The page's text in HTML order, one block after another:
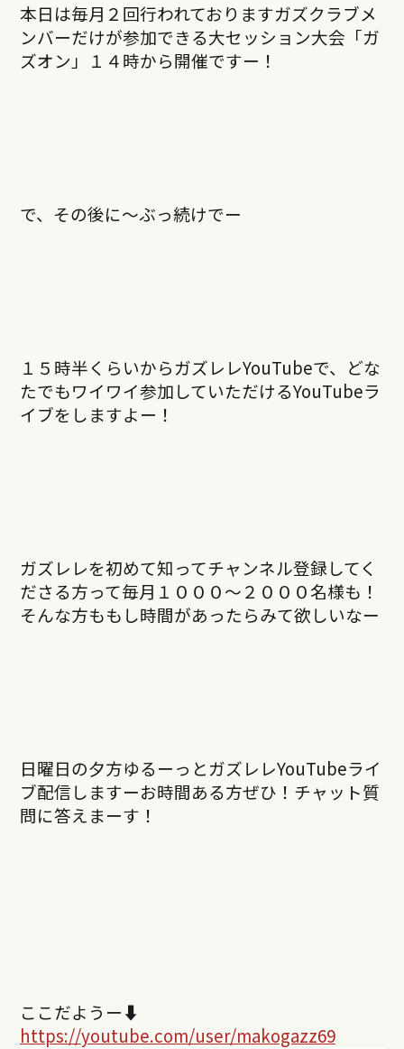
本日は毎月２回行われておりますガズクラブメ
ンバーだけが参加できる大セッション大会「ガ
ズオン」１４時から開催ですー！
で、その後に〜ぶっ続けでー
１５時半くらいからガズレレYouTubeで、どな
たでもワイワイ参加していただけるYouTubeラ
イブをしますよー！
ガズレレを初めて知ってチャンネル登録してく
ださる方って毎月１０００〜２０００名様も！
そんな方ももし時間があったらみて欲しいなー
日曜日の夕方ゆるーっとガズレレYouTubeライ
ブ配信しますーお時間ある方ぜひ！チャット質
問に答えまーす！
ここだようー⬇︎
https://youtube.com/user/makogazz69